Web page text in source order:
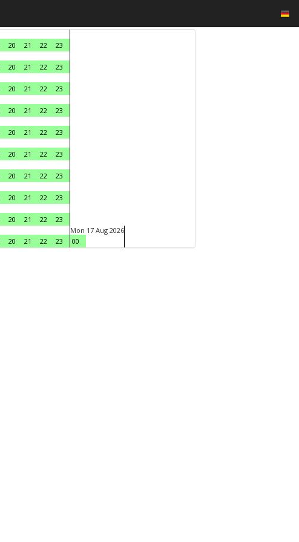
20 21 22
23
20 21 22
23
20 21 22
23
20 21 22
23
20 21 22
23
20 21 22
23
20 21 22
23
20 21 22
23
20 21 22
23
20 21 22 23
Mon 17 Aug 2026
00